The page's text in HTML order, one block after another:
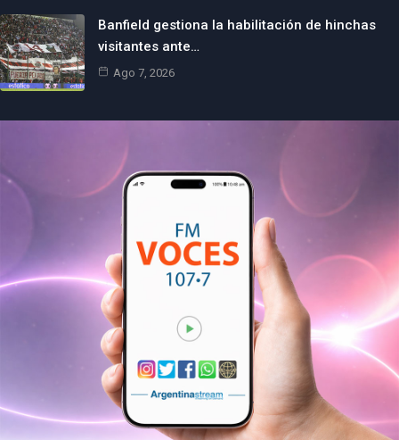
Banfield gestiona la habilitación de hinchas
visitantes ante…
Ago 7, 2026